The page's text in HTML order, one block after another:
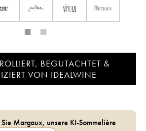
BEGUTACHTET &
VON IDEALWINE
Sie Margaux, unsere KI-Sommelière